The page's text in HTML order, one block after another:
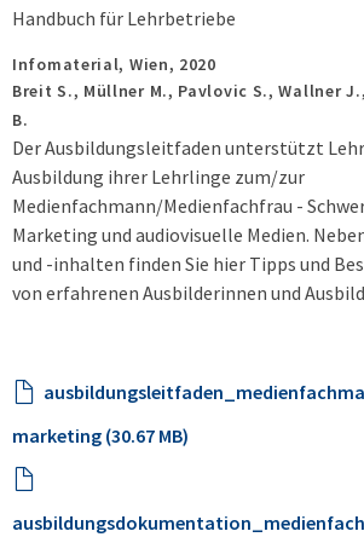
Handbuch für Lehrbetriebe
Infomaterial, Wien, 2020
Breit S., Müllner M., Pavlovic S., Wallner
B.
Der Ausbildungsleitfaden unterstützt
Ausbildung ihrer Lehrlinge zum/zur
Medienfachmann/Medienfachfrau -
Marketing und audiovisuelle Medien.
und -inhalten finden Sie hier Tipps und
von erfahrenen Ausbilderinnen und
marketing (30.67 MB)